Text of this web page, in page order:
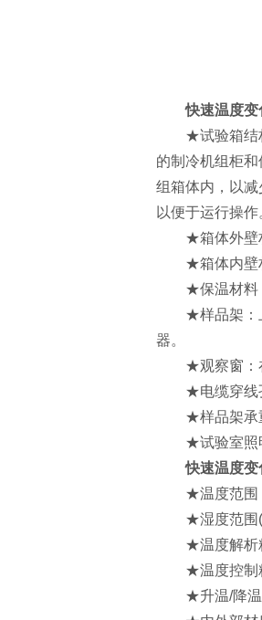
快速温度
★试验箱结构
的制冷机组柜
组箱体内，以
以便于运行操作
★箱体外壁材
★箱体内壁材
★保温材料：
★样品架：上
器。
★观察窗：在
★电缆穿线孔
★样品架承
★试验室照
快速温度
★温度范围：-
★湿度范围(选
★温度解析精
★温度控制精
★升温/降温